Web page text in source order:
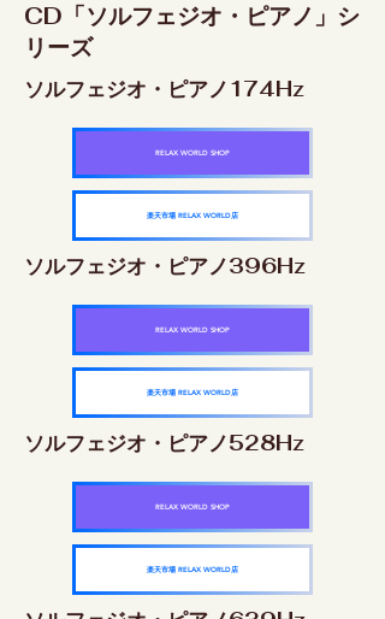
CD「ソルフェジオ・ピアノ」シ
リーズ
ソルフェジオ・ピアノ174Hz
RELAX WORLD SHOP
楽天市場 RELAX WORLD店
ソルフェジオ・ピアノ396Hz
RELAX WORLD SHOP
楽天市場 RELAX WORLD店
ソルフェジオ・ピアノ528Hz
RELAX WORLD SHOP
楽天市場 RELAX WORLD店